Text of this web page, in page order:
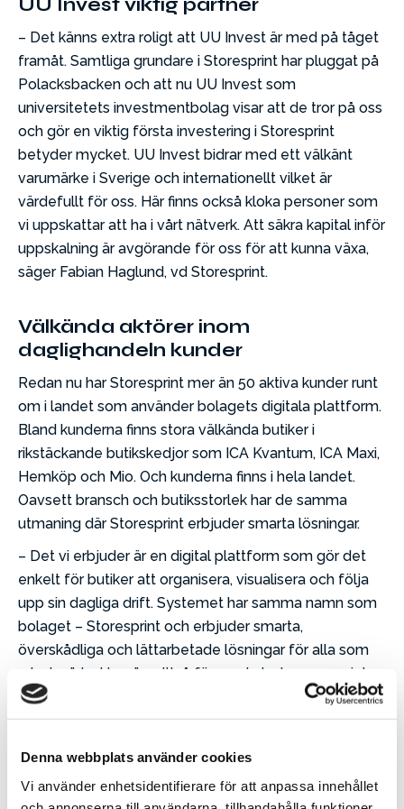
Denna webbplats använder cookies
Vi använder enhetsidentifierare för att anpassa innehållet
UU Invest viktig partner
– Det känns extra roligt att UU Invest är med på tåget
framåt. Samtliga grundare i Storesprint har pluggat på
Polacksbacken och att nu UU Invest som
universitetets investmentbolag visar att de tror på oss
och gör en viktig första investering i Storesprint
betyder mycket. UU Invest bidrar med ett välkänt
varumärke i Sverige och internationellt vilket är
värdefullt för oss. Här finns också kloka personer som
vi uppskattar att ha i vårt nätverk. Att säkra kapital inför
uppskalning är avgörande för oss för att kunna växa,
säger Fabian Haglund, vd Storesprint.
Välkända aktörer inom
daglighandeln kunder
Redan nu har Storesprint mer än 50 aktiva kunder runt
om i landet som använder bolagets digitala plattform.
Bland kunderna finns stora välkända butiker i
rikstäckande butikskedjor som ICA Kvantum, ICA Maxi,
Hemköp och Mio. Och kunderna finns i hela landet.
Oavsett bransch och butiksstorlek har de samma
utmaning där Storesprint erbjuder smarta lösningar.
– Det vi erbjuder är en digital plattform som gör det
enkelt för butiker att organisera, visualisera och följa
upp sin dagliga drift. Systemet har samma namn som
bolaget – Storesprint och erbjuder smarta,
överskådliga och lättarbetade lösningar för alla som
arbetar ”deskless” – alltså för medarbetarna som inte
arbetar från ett skrivbord. Det vi erbjuder är ett smart,
överskådligt system som är lättarbetat och ger alla
behövs.